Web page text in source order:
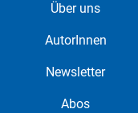
Über uns
AutorInnen
Newsletter
Abos